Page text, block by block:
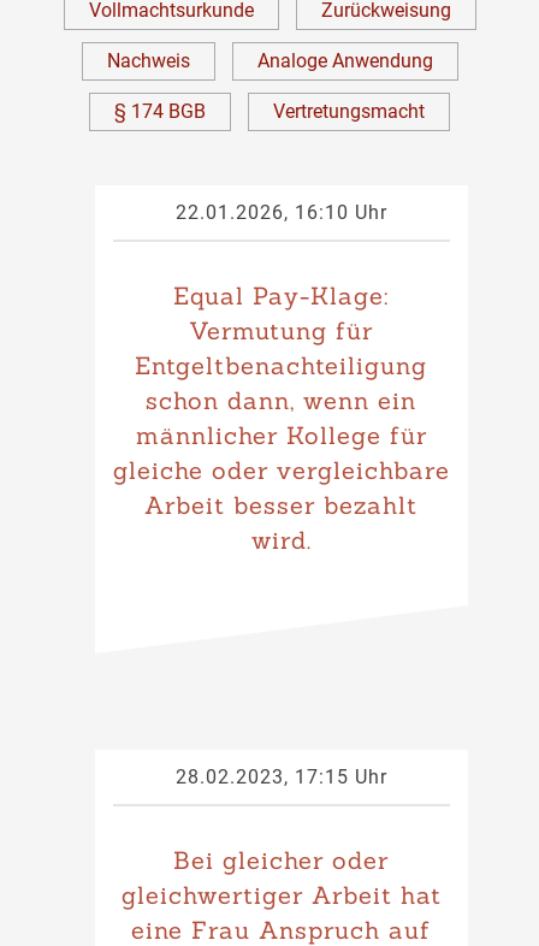
Vollmachtsurkunde Zurückweisung
Nachweis Analoge Anwendung
§ 174 BGB Vertretungsmacht
22.01.2026, 16:10 Uhr
Equal Pay-Klage:
Vermutung für
Entgeltbenachteiligung
schon dann, wenn ein
männlicher Kollege für
gleiche oder vergleichbare
Arbeit besser bezahlt
wird.
28.02.2023, 17:15 Uhr
Bei gleicher oder
gleichwertiger Arbeit hat
eine Frau Anspruch auf